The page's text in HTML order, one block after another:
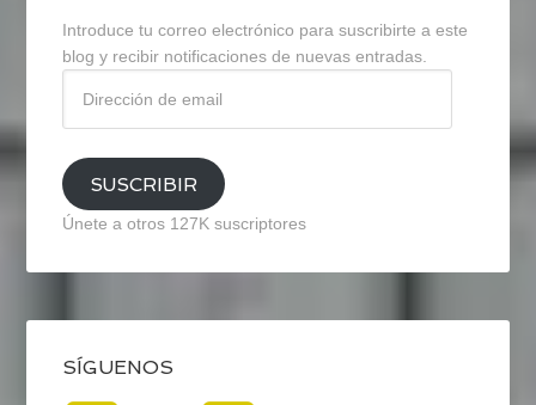
Introduce tu correo electrónico para suscribirte a este
blog y recibir notificaciones de nuevas entradas.
email
SUSCRIBIR
Únete a otros 127K suscriptores
SÍGUENOS